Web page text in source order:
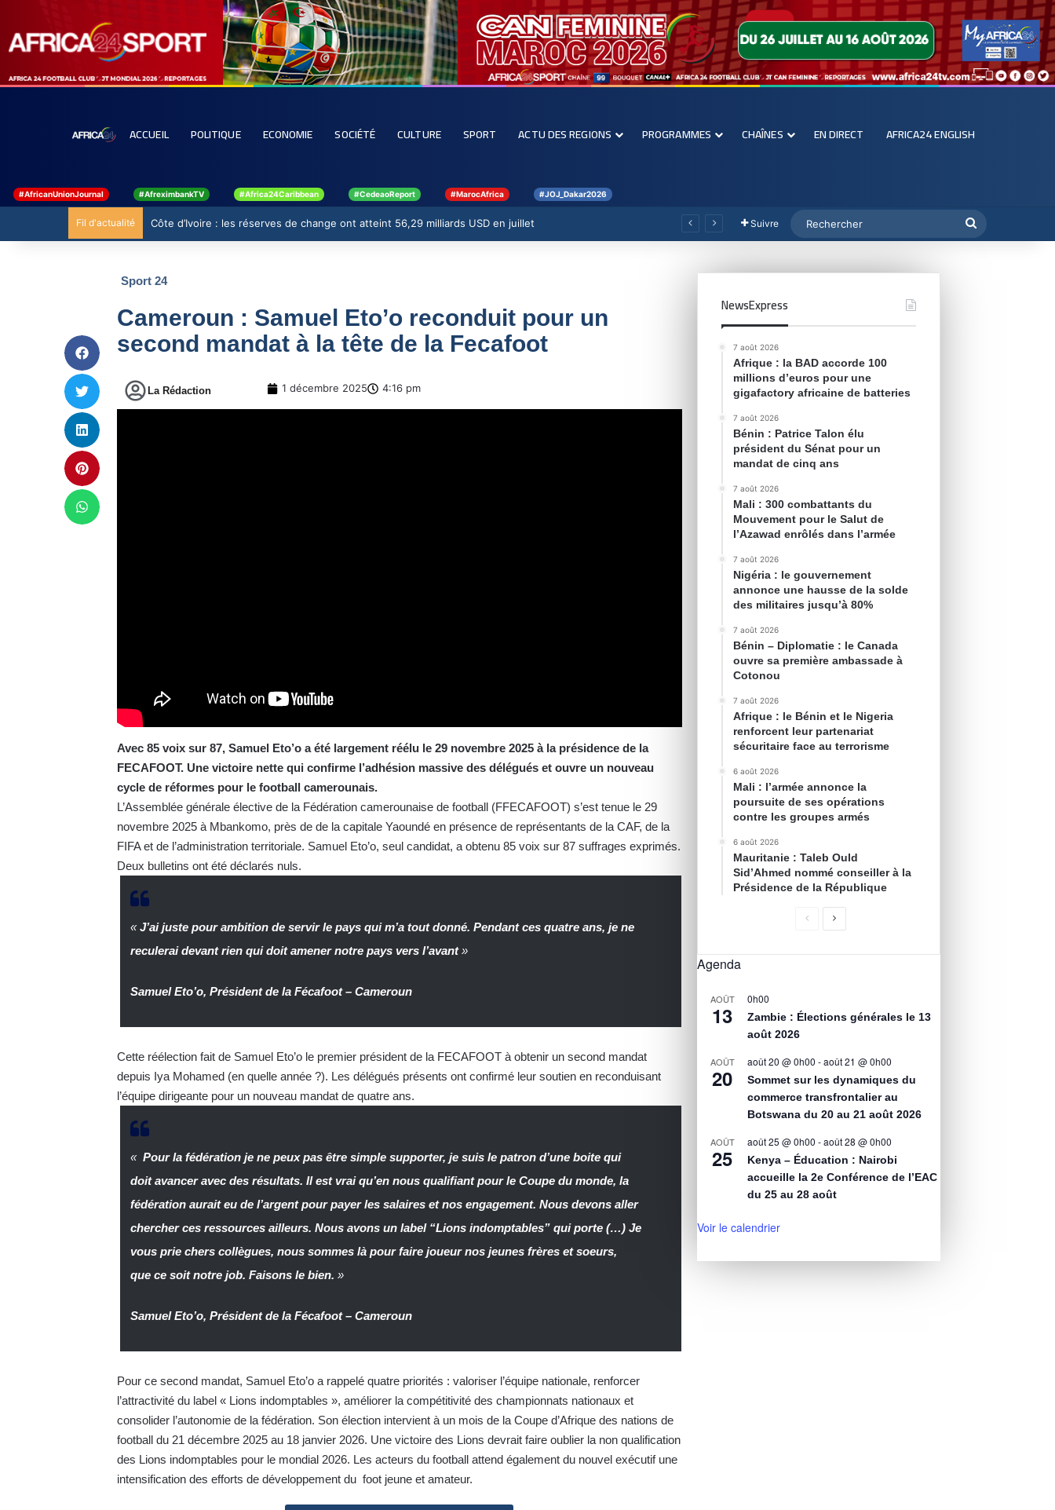
ACCUEIL POLITIQUE ECONOMIE SOCIÉTÉ CULTURE SPORT ACTU DES REGIONS PROGRAMMES CHAÎNES EN DIRECT AFRICA24 ENGLISH
#AfricanUnionJournal #AfreximbankTV #Africa24Caribbean #CedeaoReport #MarocAfrica #JOJ_Dakar2026
Fil d'actualité Côte d’Ivoire : les réserves de change ont atteint 56,29 milliards USD en juillet Suivre
Sport 24
Cameroun : Samuel Eto’o reconduit pour un
second mandat à la tête de la Fecafoot
La Rédaction 1 décembre 2025 4:16 pm
Avec 85 voix sur 87, Samuel Eto’o a été largement réélu le 29 novembre 2025 à la présidence de la
FECAFOOT. Une victoire nette qui confirme l’adhésion massive des délégués et ouvre un nouveau
cycle de réformes pour le football camerounais.
L’Assemblée générale élective de la Fédération camerounaise de football (FFECAFOOT) s’est tenue le 29
novembre 2025 à Mbankomo, près de de la capitale Yaoundé en présence de représentants de la CAF, de la
FIFA et de l’administration territoriale. Samuel Eto’o, seul candidat, a obtenu 85 voix sur 87 suffrages exprimés.
Deux bulletins ont été déclarés nuls.
«J’ai juste pour ambition de servir le pays qui m’a tout donné. Pendant ces quatre ans, je ne
reculerai devant rien qui doit amener notre pays vers l’avant»
Samuel Eto’o, Président de la Fécafoot – Cameroun
Cette réélection fait de Samuel Eto’o le premier président de la FECAFOOT à obtenir un second mandat
depuis Iya Mohamed (en quelle année ?). Les délégués présents ont confirmé leur soutien en reconduisant
l’équipe dirigeante pour un nouveau mandat de quatre ans.
« Pour la fédération je ne peux pas être simple supporter, je suis le patron d’une boite qui
doit avancer avec des résultats. Il est vrai qu’en nous qualifiant pour le Coupe du monde, la
fédération aurait eu de l’argent pour payer les salaires et nos engagement. Nous devons aller
chercher ces ressources ailleurs. Nous avons un label “Lions indomptables” qui porte (…) Je
vous prie chers collègues, nous sommes là pour faire joueur nos jeunes frères et soeurs,
que ce soit notre job. Faisons le bien.»
Samuel Eto’o, Président de la Fécafoot – Cameroun
Pour ce second mandat, Samuel Eto’o a rappelé quatre priorités : valoriser l’équipe nationale, renforcer
l’attractivité du label « Lions indomptables », améliorer la compétitivité des championnats nationaux et
consolider l’autonomie de la fédération. Son élection intervient à un mois de la Coupe d’Afrique des nations de
football du 21 décembre 2025 au 18 janvier 2026. Une victoire des Lions devrait faire oublier la non qualification
des Lions indomptables pour le mondial 2026. Les acteurs du football attend également du nouvel exécutif une
intensification des efforts de développement du foot jeune et amateur.
NewsExpress
7 août 2026
Afrique : la BAD accorde 100
millions d’euros pour une
gigafactory africaine de batteries
7 août 2026
Bénin : Patrice Talon élu
président du Sénat pour un
mandat de cinq ans
7 août 2026
Mali : 300 combattants du
Mouvement pour le Salut de
l’Azawad enrôlés dans l’armée
7 août 2026
Nigéria : le gouvernement
annonce une hausse de la solde
des militaires jusqu’à 80%
7 août 2026
Bénin – Diplomatie : le Canada
ouvre sa première ambassade à
Cotonou
7 août 2026
Afrique : le Bénin et le Nigeria
renforcent leur partenariat
sécuritaire face au terrorisme
6 août 2026
Mali : l’armée annonce la
poursuite de ses opérations
contre les groupes armés
6 août 2026
Mauritanie : Taleb Ould
Sid’Ahmed nommé conseiller à la
Présidence de la République
Agenda
AOÛT
13
0h00
Zambie : Élections générales le 13
août 2026
AOÛT
20
août 20 @ 0h00 -août 21 @ 0h00
Sommet sur les dynamiques du
commerce transfrontalier au
Botswana du 20 au 21 août 2026
AOÛT
25
août 25 @ 0h00 -août 28 @ 0h00
Kenya – Éducation : Nairobi
accueille la 2e Conférence de l’EAC
du 25 au 28 août
Voir le calendrier